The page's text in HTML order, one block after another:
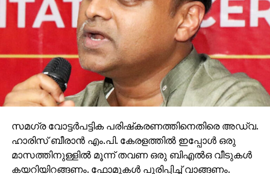
സമഗ്ര വോട്ടര്‍പട്ടിക പരിഷ്‌കരണത്തിനെതിരെ അഡ്വ.
ഹാരിസ് ബീരാന്‍ എം.പി. കേരളത്തില്‍ ഇപ്പോള്‍ ഒരു
മാസത്തിനുള്ളില്‍ മൂന്ന് തവണ ഒരു ബിഎല്‍ഒ വീടുകള്‍
കയറിയിറങ്ങണം. ഫോമുകള്‍ പൂരിപ്പിച്ച് വാങ്ങണം.